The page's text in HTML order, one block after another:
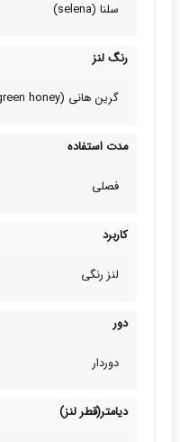
سلنا (selena)
رنگ لنز
گرین هانی (green honey)
مدت استفاده
فصلی
کاربرد
لنز رنگی
دور
دوردار
دیامتر(قطر لنز)